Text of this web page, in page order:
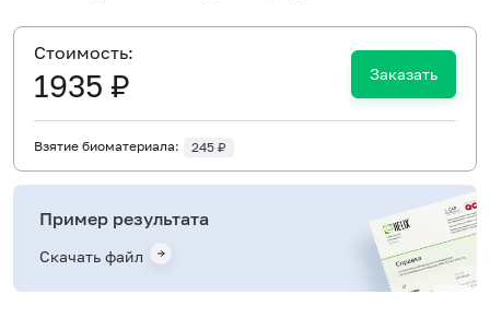
Cтоимость:
1935 ₽ Заказать
Взятие биоматериала: 245 ₽
Пример результата
Скачать файл